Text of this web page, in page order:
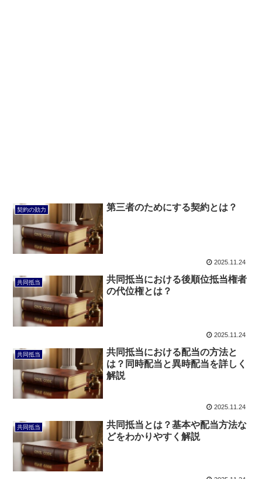
契約の効力 第三者のためにする契約とは？
2025.11.24
共同抵当
共同抵当における後順位抵当権者
の代位権とは？
2025.11.24
共同抵当
共同抵当における配当の方法と
は？同時配当と異時配当を詳しく
解説
2025.11.24
共同抵当
共同抵当とは？基本や配当方法な
どをわかりやすく解説